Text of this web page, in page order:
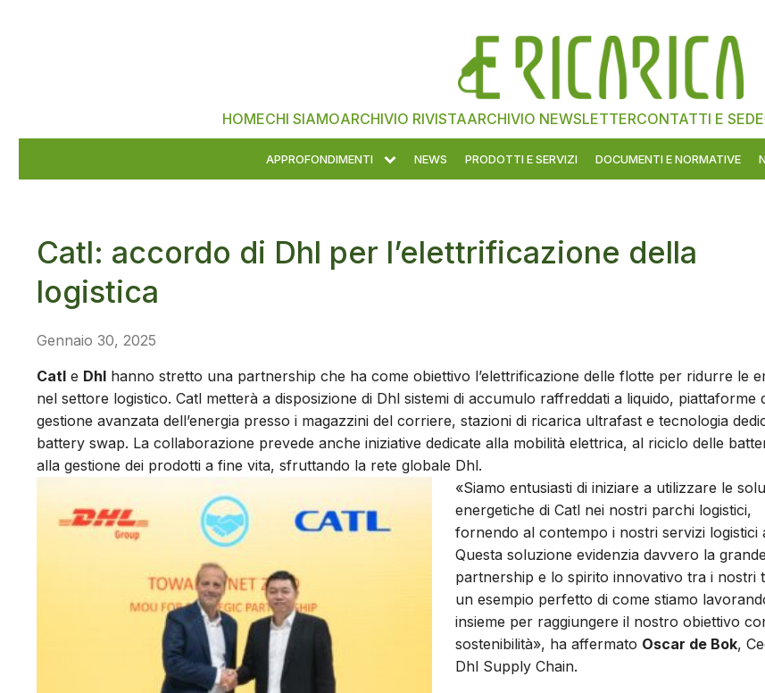
HOMECHI SIAMOARCHIVIO RIVISTAARCHIVIO NEWSLETTERCONTATTI E SEDE
APPROFONDIMENTI NEWS PRODOTTI E SERVIZI DOCUMENTI E NORMATIVE
Catl: accordo di Dhl per l’elettrificazione della
logistica
Gennaio 30, 2025
Catl e Dhl hanno stretto una partnership che ha come obiettivo l’elettrificazione delle flotte per ridurre le
nel settore logistico. Catl metterà a disposizione di Dhl sistemi di accumulo raffreddati a liquido, piattaforme
gestione avanzata dell’energia presso i magazzini del corriere, stazioni di ricarica ultrafast e tecnologia
battery swap. La collaborazione prevede anche iniziative dedicate alla mobilità elettrica, al riciclo delle
alla gestione dei prodotti a fine vita, sfruttando la rete globale Dhl.
«Siamo entusiasti di iniziare a utilizzare le
energetiche di Catl nei nostri parchi logistici,
fornendo al contempo i nostri servizi logistici
Questa soluzione evidenzia davvero la grande
partnership e lo spirito innovativo tra i nostri
un esempio perfetto di come stiamo
insieme per raggiungere il nostro obiettivo
sostenibilità», ha affermato Oscar de Bok,
Dhl Supply Chain.